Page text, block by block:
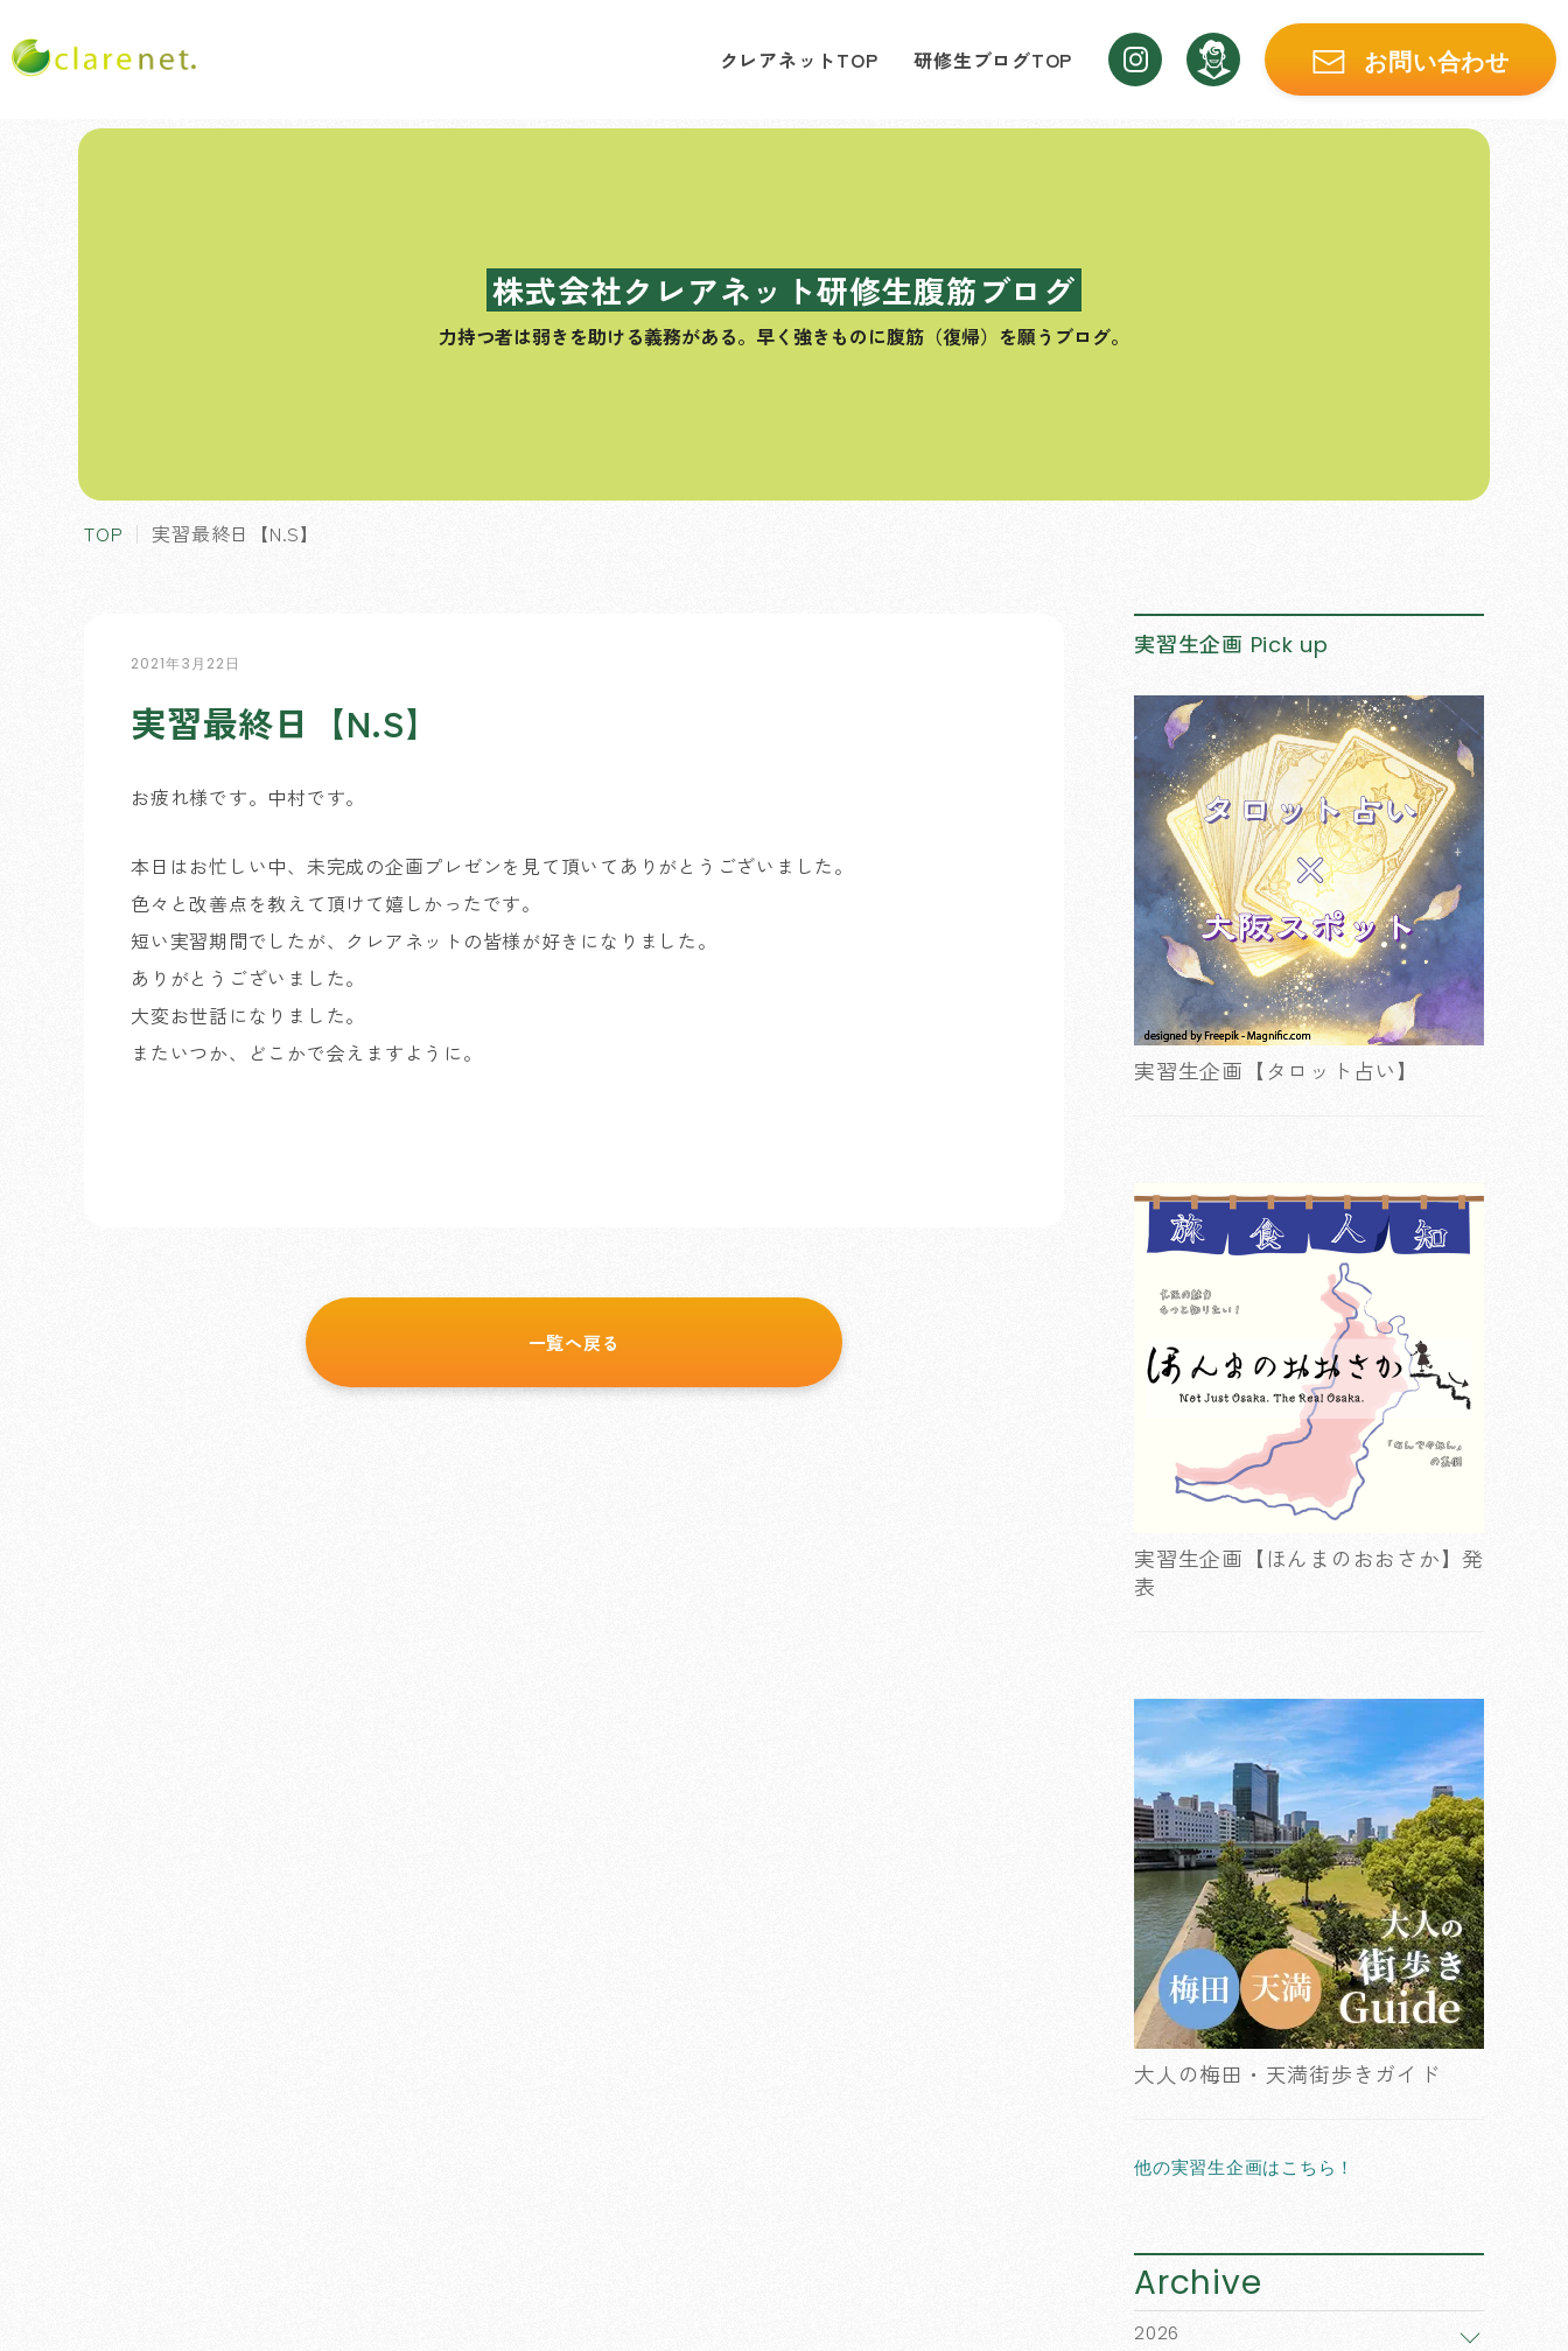
クレアネットTOP 研修生ブログTOP お問い合わせ
株式会社クレアネット研修生腹筋ブログ
力持つ者は弱きを助ける義務がある。 早く強きものに腹筋（復帰）を願うブログ。
TOP 実習最終日【N.S】
2021年3月22日
実習最終日【N.S】
お疲れ様です。中村です。
本日はお忙しい中、未完成の企画プレゼンを見て頂いてありがとうございました。
色々と改善点を教えて頂けて嬉しかったです。
短い実習期間でしたが、クレアネットの皆様が好きになりました。
ありがとうございました。
大変お世話になりました。
またいつか、どこかで会えますように。
一覧へ戻る
実習生企画 Pick up
実習生企画【タロット占い】
実習生企画【ほんまのおおさか】発
表
大人の梅田・天満街歩きガイド
他の実習生企画はこちら！
Archive
2026